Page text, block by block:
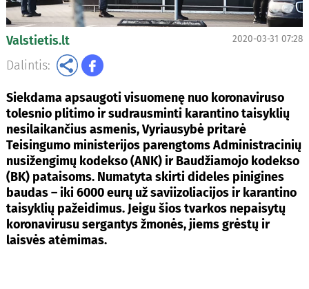
Valstietis.lt 2020-03-31 07:28
Dalintis:
Siekdama apsaugoti visuomenę nuo koronaviruso
tolesnio plitimo ir sudrausminti karantino taisyklių
nesilaikančius asmenis, Vyriausybė pritarė
Teisingumo ministerijos parengtoms Administracinių
nusižengimų kodekso (ANK) ir Baudžiamojo kodekso
(BK) pataisoms. Numatyta skirti dideles pinigines
baudas – iki 6000 eurų už saviizoliacijos ir karantino
taisyklių pažeidimus. Jeigu šios tvarkos nepaisytų
koronavirusu sergantys žmonės, jiems grėstų ir
laisvės atėmimas.